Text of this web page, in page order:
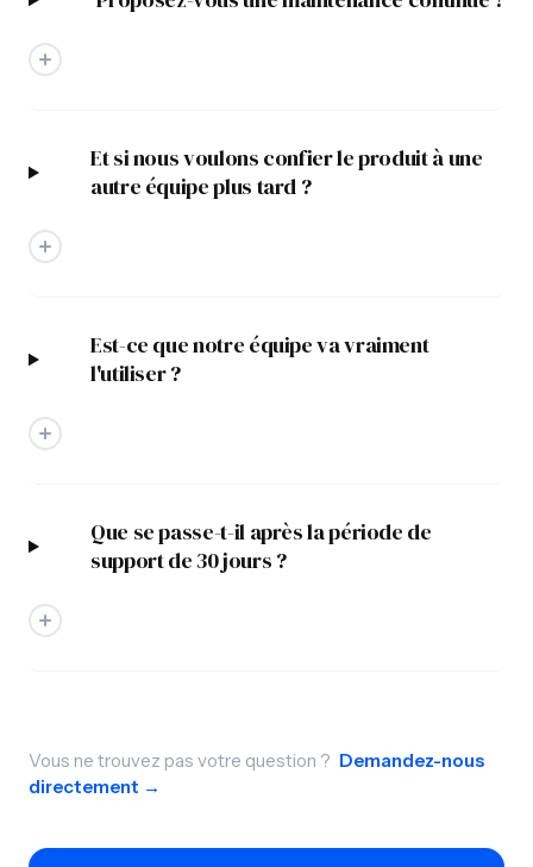
Et si nous voulons confier le produit à une
autre équipe plus tard ?
Est-ce que notre équipe va vraiment
l'utiliser ?
Que se passe-t-il après la période de
support de 30 jours ?
Vous ne trouvez pas votre question ? Demandez-nous
directement →